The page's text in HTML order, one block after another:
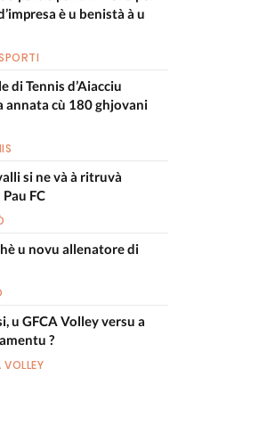
è u benistà à u
di Tennis d’Aiacciu
annata cù 180 ghjovani
si ne và à ritruvà
FC
u novu allenatore di
u GFCA Volley versu a
?